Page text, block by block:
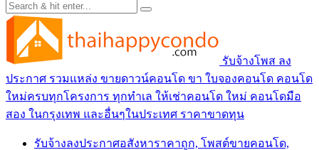
รับจ้างโพส ลง
ประกาศ รวมแหล่ง ขายดาวน์คอนโด ขา ใบจองคอนโด คอนโด
ใหม่ครบทุกโครงการ ทุกทำเล ให้เช่าคอนโด ใหม่ คอนโดมือ
สอง ในกรุงเทพ และอื่นๆในประเทศ ราคาขาดทุน
รับจ้างลงประกาศอสังหาราคาถูก, โพสต์ขายคอนโด,